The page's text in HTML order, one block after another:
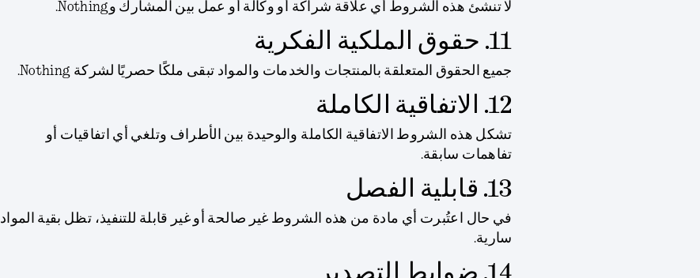
لا تنشئ هذه الشروط أي علاقة شراكة أو وكالة أو عمل بين المشارك وNothing.
11. حقوق الملكية الفكرية
جميع الحقوق المتعلقة بالمنتجات والخدمات والمواد تبقى ملكًا حصريًا لشركة Nothing.
12. الاتفاقية الكاملة
تشكل هذه الشروط الاتفاقية الكاملة والوحيدة بين الأطراف وتلغي أي اتفاقيات أو
تفاهمات سابقة.
13. قابلية الفصل
في حال اعتُبرت أي مادة من هذه الشروط غير صالحة أو غير قابلة للتنفيذ، تظل بقية المواد
سارية.